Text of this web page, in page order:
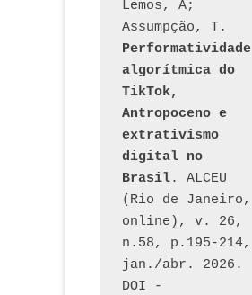
Lemos, A;
Performatividade
algorítmica do
TikTok,
Antropoceno e
extrativismo
digital no
Brasil. ALCEU
(Rio de Janeiro,
online), v. 26,
n.58, p.195-214,
jan./abr. 2026.
DOI -